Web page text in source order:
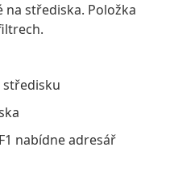
střediska. Položka
nabídne adresář